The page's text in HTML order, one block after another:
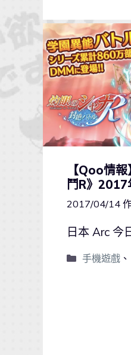
【Qoo情
鬥R》
2017/04/14
日本 Arc 今
手機遊戲、